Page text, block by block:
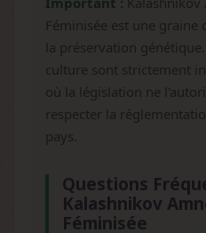
Féminisée est une graine
la préservation
culture sont strictement
où la législation ne
respecter la
pays.
Questions
Kalashnikov
Féminisée